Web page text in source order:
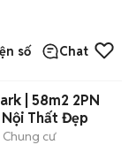
số Chat
| 58m2 2PN
Nội Thất Đẹp
Chung cư